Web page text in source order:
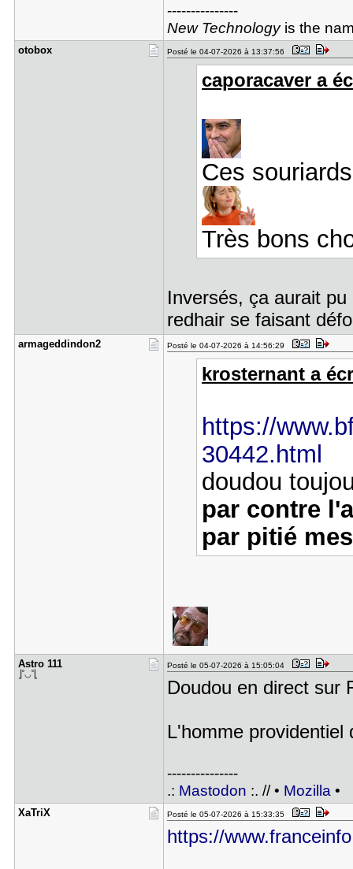
---------------
New Technologyis the
otobox Posté le 04-07-2026 à 13:37:56
caporacaver a
Ces
Très bons
Inversés, ça aurait
redhair se faisant
armageddin​don2 Posté le 04-07-2026 à 14:56:29
krosternant a
https://
30442.html
doudou
par contre
par pitié
Astro 111
⎦˚◡˚⎣
Posté le 05-07-2026 à 15:05:04
Doudou en direct sur
L'homme providentiel
---------------
.: Mastodon :. // • Mozilla •
XaTriX Posté le 05-07-2026 à 15:33:35
https://